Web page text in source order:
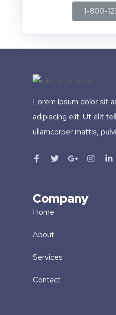
1-800-
Lorem ipsum dolor sit
adipiscing elit. Ut elit
ullamcorper mattis,
Company
Home
About
Services
Contact